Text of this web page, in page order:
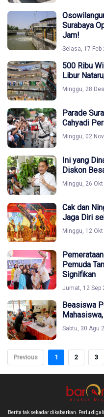
Surabaya
Jam!
Selasa, 17 Feb
500 Ribu
Libur
Minggu, 28
Parade
Cahyadi
Minggu, 02
Ini yang
Diskon
Minggu, 26
Cak dan
Jaga Diri
Minggu, 12
Pemuda
Signifikan
Jumat, 12 Sep
Beasiswa
Sabtu, 30 Agu
Previous 1 2 3
Berita tak sekadar dikabarkan. Perlu